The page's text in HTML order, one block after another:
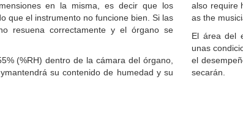
en la misma, es decir que los
que el instrumento no funcione bien. Si las
resuena correctamente y el órgano se
(%RH) dentro de la cámara del órgano,
su contenido de humedad y su
also require
as the
El área del
unas
el
secarán.